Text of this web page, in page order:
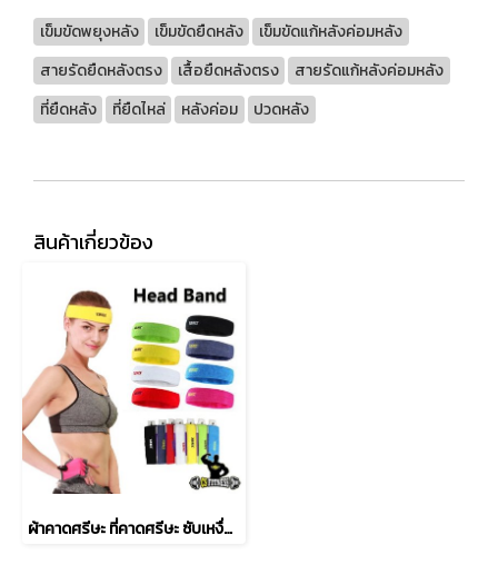
เข็มขัดพยุงหลัง เข็มขัดยืดหลัง
เข็มขัดแก้หลังค่อมหลัง
สายรัดยืดหลังตรง
เสื้อยืดหลังตรง
สายรัดแก้หลังค่อมหลัง
ที่ยืดหลัง
ที่ยืดไหล่ หลังค่อม ปวดหลัง
สินค้าเกี่ยวข้อง
ผ้าคาดศรีษะ ที่คาดศรีษะ ซับเหงื่อ – Aolikes Headband